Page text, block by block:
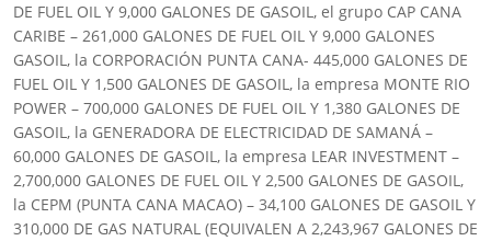
DE FUEL OIL Y 9,000 GALONES DE GASOIL, el grupo CAP CANA
CARIBE – 261,000 GALONES DE FUEL OIL Y 9,000 GALONES
GASOIL, la CORPORACIÓN PUNTA CANA- 445,000 GALONES DE
FUEL OIL Y 1,500 GALONES DE GASOIL, la empresa MONTE RIO
POWER – 700,000 GALONES DE FUEL OIL Y 1,380 GALONES DE
GASOIL, la GENERADORA DE ELECTRICIDAD DE SAMANÁ –
60,000 GALONES DE GASOIL, la empresa LEAR INVESTMENT –
2,700,000 GALONES DE FUEL OIL Y 2,500 GALONES DE GASOIL,
la CEPM (PUNTA CANA MACAO) – 34,100 GALONES DE GASOIL Y
310,000 DE GAS NATURAL (EQUIVALEN A 2,243,967 GALONES DE